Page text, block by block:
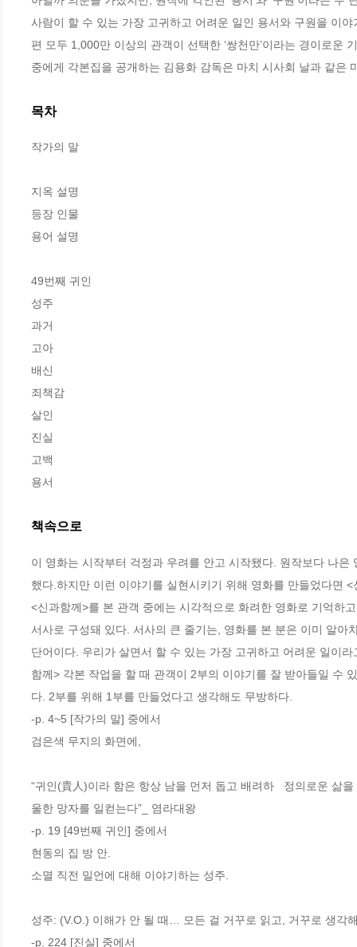
사람이 할 수 있는 가장 고귀하고 어려운 일인 용서와 구원을 이
편 모두 1,000만 이상의 관객이 선택한 ‘쌍천만’이라는 경이로
중에게 각본집을 공개하는 김용화 감독은 마치 시사회 날과 같은
목차
작가의 말
지옥 설명
등장 인물
용어 설명
49번째 귀인
성주
과거
고아
배신
죄책감
살인
진실
고백
용서
책속으로
이 영화는 시작부터 걱정과 우려를 안고 시작됐다. 원작보다 나
했다.하지만 이런 이야기를 실현시키기 위해 영화를 만들었다면
<신과함께>를 본 관객 중에는 시각적으로 화려한 영화로 기억하
서사로 구성돼 있다. 서사의 큰 줄기는, 영화를 본 분은 이미 알아
단어이다. 우리가 살면서 할 수 있는 가장 고귀하고 어려운 일이
함께> 각본 작업을 할 때 관객이 2부의 이야기를 잘 받아들일 수
다. 2부를 위해 1부를 만들었다고 생각해도 무방하다.
-p. 4~5 [작가의 말] 중에서
검은색 무지의 화면에,
“귀인(貴人)이라 함은 항상 남을 먼저 돕고 배려하   정의로운 삶
울한 망자를 일컫는다”_ 염라대왕
-p. 19 [49번째 귀인] 중에서
현동의 집 방 안.
소멸 직전 밀언에 대해 이야기하는 성주.
성주: (V.O.) 이해가 안 될 때… 모든 걸 거꾸로 읽고, 거꾸로 생각
-p. 224 [진실] 중에서